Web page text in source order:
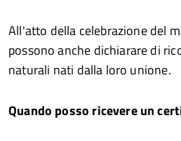
All'atto della celebrazione del
possono anche dichiarare di
naturali nati dalla loro unione.
Quando posso ricevere un